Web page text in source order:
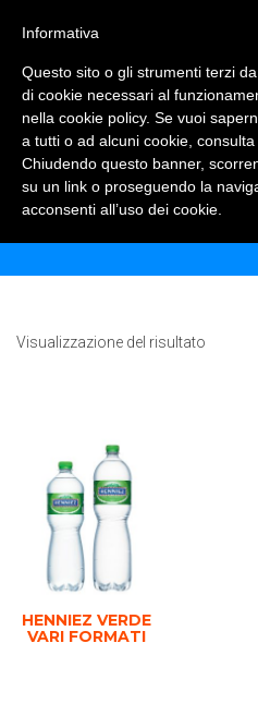
HENNIEZ
Home Prodotto Formato
Visualizzazione del risultato
HENNIEZ VERDE
VARI FORMATI
Informativa
Questo sito o gli strumenti terzi
di cookie necessari al
nella cookie policy. Se vuoi
a tutti o ad alcuni cookie, consulta
Chiudendo questo banner,
su un link o proseguendo la
acconsenti all’uso dei cookie.